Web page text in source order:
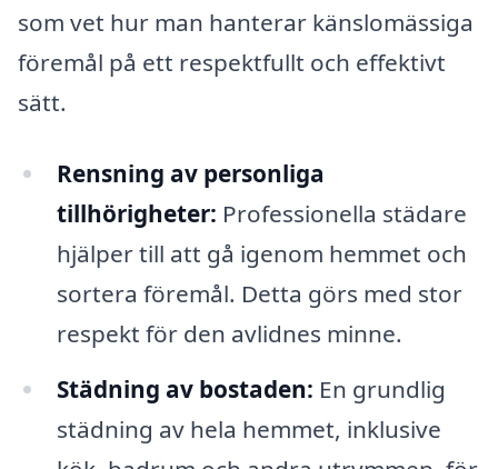
som vet hur man hanterar känslomässiga
föremål på ett respektfullt och effektivt
sätt.
Rensning av personliga
tillhörigheter: Professionella städare
hjälper till att gå igenom hemmet och
sortera föremål. Detta görs med stor
respekt för den avlidnes minne.
Städning av bostaden: En grundlig
städning av hela hemmet, inklusive